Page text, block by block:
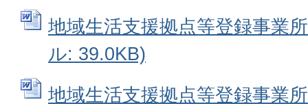
地域生活支援拠点等登録事業
ル: 39.0KB)
地域生活支援拠点等登録事業